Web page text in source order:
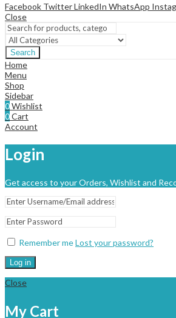
Facebook TwitterLinkedIn WhatsApp
Close
Search
Home
Menu
Shop
Sidebar
0Wishlist
0Cart
Account
Login
Get access to your Orders, Wishlist and
Remember meLost your password?
Log in
Close
My Cart